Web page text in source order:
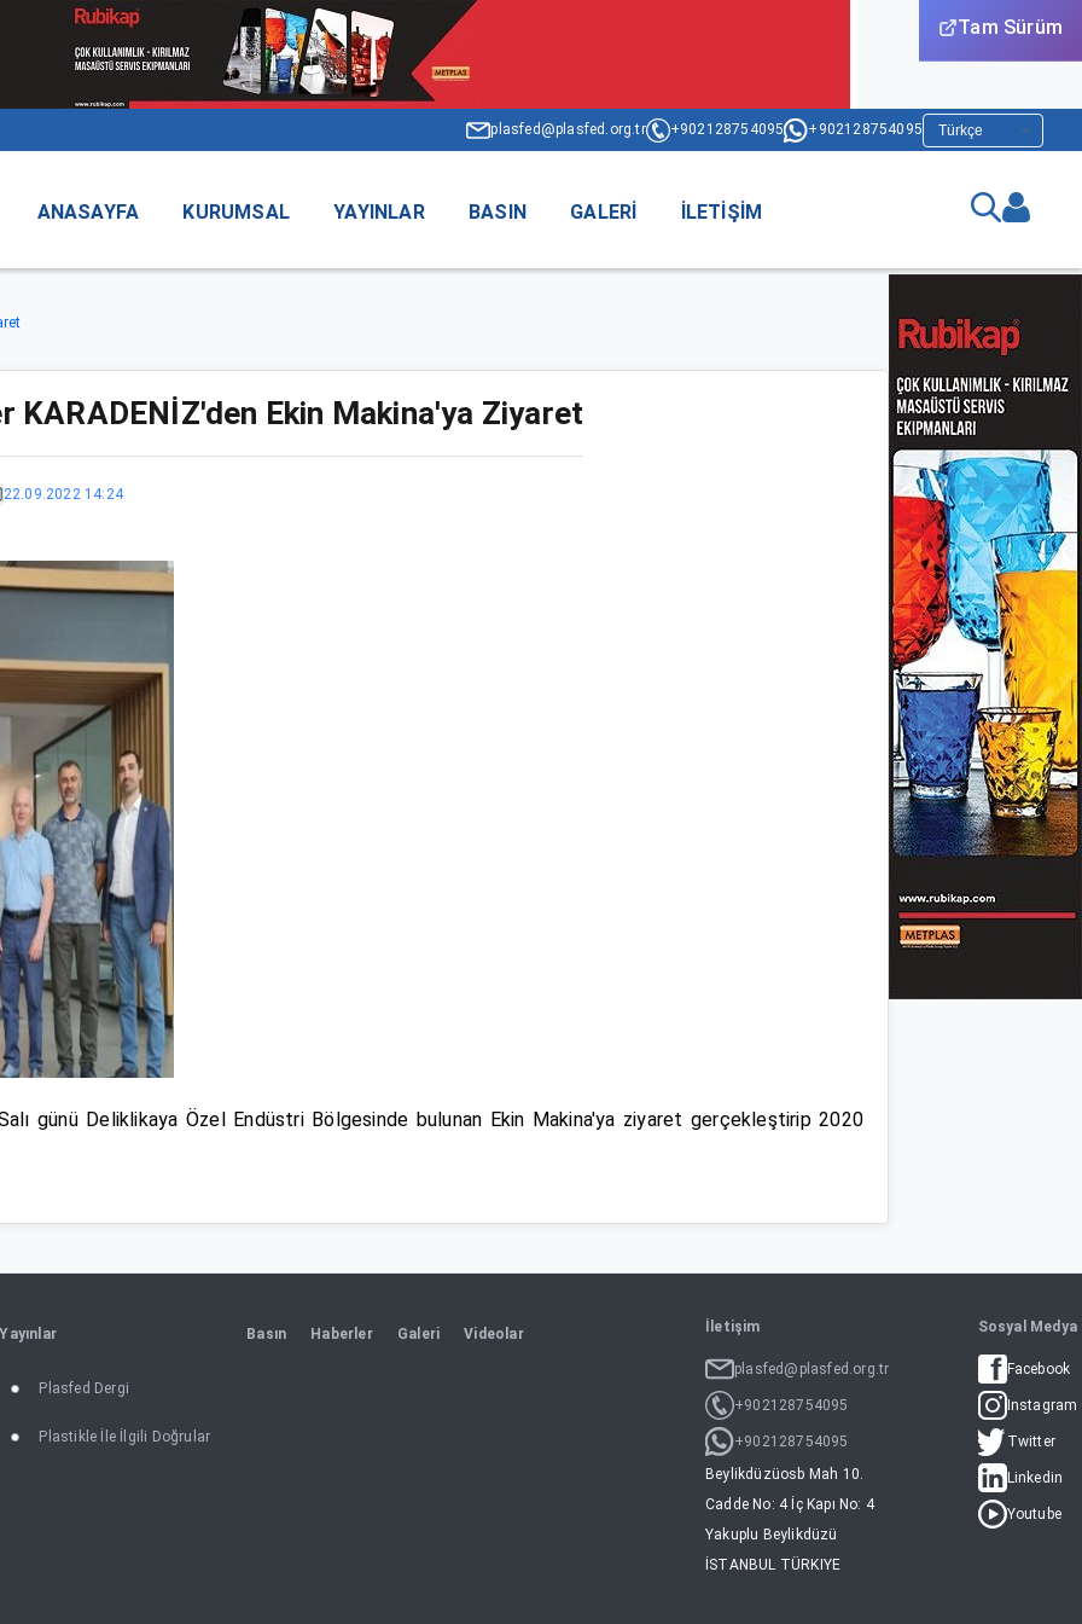
Tam Sürüm
plasfed@plasfed.org.tr +902128754095 +902128754095
ANASAYFA KURUMSAL YAYINLAR BASIN GALERI İLETIŞIM
KARADENİZ'den Ekin Makina'ya Ziyaret
22.09.2022 14:24
günü Deliklikaya Özel Endüstri Bölgesinde bulunan Ekin Makina'ya ziyaret gerçekleştirip 2020
Yayınlar
Plasfed Dergi
Plastikle İle İlgili Doğrular
Basın Haberler Galeri Videolar İletişim
plasfed@plasfed.org.tr
+902128754095
+902128754095
Beylikdüzüosb Mah 10.
Cadde No: 4 İç Kapı No: 4
Yakuplu Beylikdüzü
İSTANBUL TÜRKIYE
Sosyal Medya
Facebook
Instagram
Twitter
Linkedin
Youtube